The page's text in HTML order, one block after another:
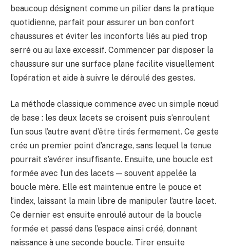
beaucoup désignent comme un pilier dans la pratique
quotidienne, parfait pour assurer un bon confort
chaussures et éviter les inconforts liés au pied trop
serré ou au laxe excessif. Commencer par disposer la
chaussure sur une surface plane facilite visuellement
l’opération et aide à suivre le déroulé des gestes.
La méthode classique commence avec un simple nœud
de base : les deux lacets se croisent puis s’enroulent
l’un sous l’autre avant d’être tirés fermement. Ce geste
crée un premier point d’ancrage, sans lequel la tenue
pourrait s’avérer insuffisante. Ensuite, une boucle est
formée avec l’un des lacets — souvent appelée la
boucle mère. Elle est maintenue entre le pouce et
l’index, laissant la main libre de manipuler l’autre lacet.
Ce dernier est ensuite enroulé autour de la boucle
formée et passé dans l’espace ainsi créé, donnant
naissance à une seconde boucle. Tirer ensuite